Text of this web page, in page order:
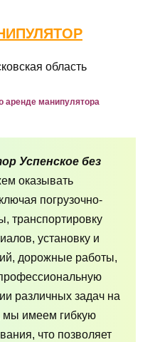
аренде манипулятора
Успенское без
оказывать
погрузочно-
транспортировку
установку и
дорожные работы,
различных задач на
мы имеем гибкую
что позволяет